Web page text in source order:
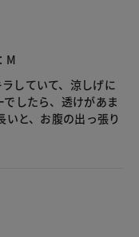
M
していて、涼しげに
したら、透けがあま
いと、お腹の出っ張り